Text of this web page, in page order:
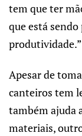
tem que ter
que está
produtividade.”
Apesar de
canteiros tem
também ajuda
materiais,